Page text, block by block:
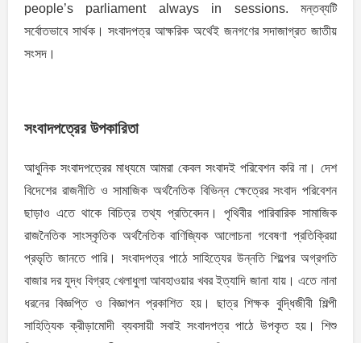
people’s parliament always in sessions. মন্তব্যটি
সর্বোতভাবে সার্থক। সংবাদপত্র আক্ষরিক অর্থেই জনগণের সদাজাগ্রত জাতীয়
সংসদ।
সংবাদপত্রের উপকারিতা
আধুনিক সংবাদপত্রের মাধ্যমে আমরা কেবল সংবাদই পরিবেশন করি না। দেশ
বিদেশের রাজনীতি ও সামাজিক অর্থনৈতিক বিভিন্ন ক্ষেত্রের সংবাদ পরিবেশন
ছাড়াও এতে থাকে বিচিত্র তথ্য প্রতিবেদন। পৃথিবীর পারিবারিক সামাজিক
রাজনৈতিক সাংস্কৃতিক অর্থনৈতিক বাণিজ্যিক আলোচনা গবেষণা প্রতিক্রিয়া
প্রভৃতি জানতে পারি। সংবাদপত্র পাঠে সাহিত্যের উন্নতি শিল্পের অগ্রগতি
বাজার দর যুদ্ধ বিগ্রহ খেলাধুলা আবহাওয়ার খবর ইত্যাদি জানা যায়। এতে নানা
ধরনের বিজ্ঞপ্তি ও বিজ্ঞাপন প্রকাশিত হয়। ছাত্র শিক্ষক বুদ্ধিজীবী শিল্পী
সাহিত্যিক ক্রীড়ামোদী ব্যবসায়ী সবাই সংবাদপত্র পাঠে উপকৃত হয়। শিশু